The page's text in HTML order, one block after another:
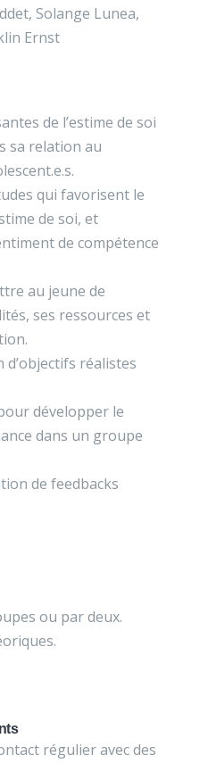
Solange Lunea,
Ernst
de l’estime de soi
sa relation au
qui favorisent le
de soi, et
de compétence
au jeune de
ses ressources et
réalistes
développer le
dans un groupe
de feedbacks
ou par deux.
régulier avec des